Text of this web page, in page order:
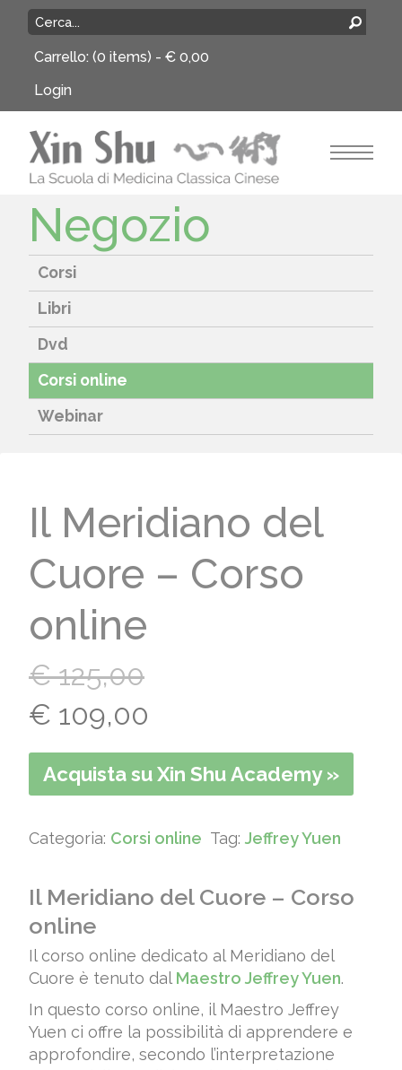
Carrello: (0 items) - € 0,00
Login
Negozio
Corsi
Libri
Dvd
Corsi online
Webinar
Il Meridiano del
Cuore – Corso
online
€125,00
Il
prezzo
originale
era:
€ 109,00
prezzo
attuale
è:
Acquista su Xin Shu Academy »
Categoria: Corsi online Tag: Jeffrey Yuen
Il Meridiano del Cuore – Corso
online
Il corso online dedicato al Meridiano del
Cuore è tenuto dal Maestro Jeffrey Yuen.
In questo corso online, il Maestro Jeffrey
Yuen ci offre la possibilità di apprendere e
approfondire, secondo l’interpretazione